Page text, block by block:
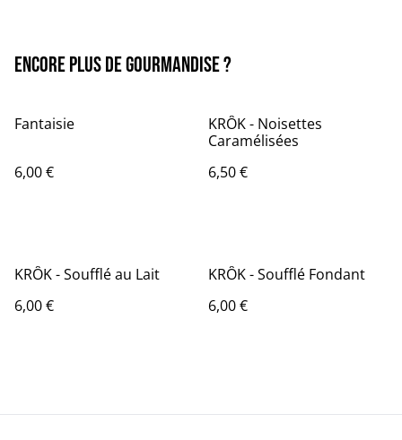
Encore plus de Gourmandise ?
Fantaisie
6,00 €
KRÔK - Noisettes
Caramélisées
6,50 €
KRÔK - Soufflé au Lait
6,00 €
KRÔK - Soufflé Fondant
6,00 €